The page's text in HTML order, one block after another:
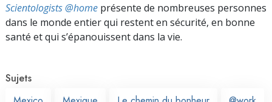
Scientologists @home présente de nombreuses personnes
dans le monde entier qui restent en sécurité, en bonne
santé et qui s’épanouissent dans la vie.
Sujets